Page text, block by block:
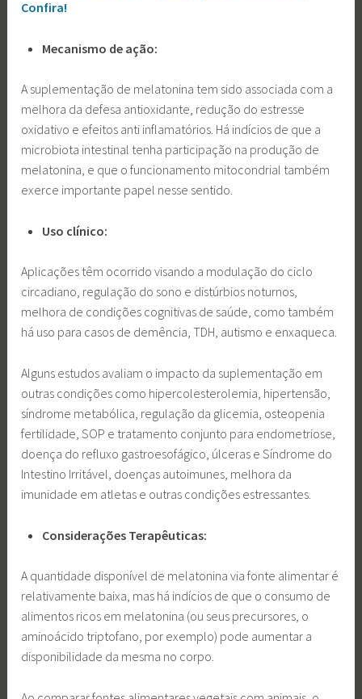
Confira!
Mecanismo de ação:
A suplementação de melatonina tem sido associada com a
melhora da defesa antioxidante, redução do estresse
oxidativo e efeitos anti inflamatórios. Há indícios de que a
microbiota intestinal tenha participação na produção de
melatonina, e que o funcionamento mitocondrial também
exerce importante papel nesse sentido.
Uso clínico:
Aplicações têm ocorrido visando a modulação do ciclo
circadiano, regulação do sono e distúrbios noturnos,
melhora de condições cognitivas de saúde, como também
há uso para casos de demência, TDH, autismo e enxaqueca.
Alguns estudos avaliam o impacto da suplementação em
outras condições como hipercolesterolemia, hipertensão,
síndrome metabólica, regulação da glicemia, osteopenia
fertilidade, SOP e tratamento conjunto para endometriose,
doença do refluxo gastroesofágico, úlceras e Síndrome do
Intestino Irritável, doenças autoimunes, melhora da
imunidade em atletas e outras condições estressantes.
Considerações Terapêuticas:
A quantidade disponível de melatonina via fonte alimentar é
relativamente baixa, mas há indícios de que o consumo de
alimentos ricos em melatonina (ou seus precursores, o
aminoácido triptofano, por exemplo) pode aumentar a
disponibilidade da mesma no corpo.